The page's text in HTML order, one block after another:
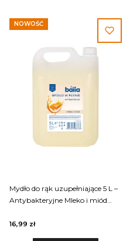
NOWOŚĆ
Mydło do rąk uzupełniające 5 L –
Antybakteryjne Mleko i miód
16,99 zł